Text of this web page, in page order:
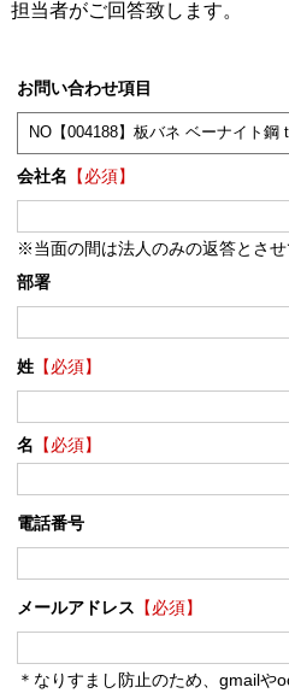
担当者がご回答致します。
お問い合わせ項目
会社名 【必須】
※当面の間は法人のみの返答とさせ
部署
姓【必須】
名 【必須】
電話番号
メールアドレス 【必須】
＊なりすまし防止のため、gmailや